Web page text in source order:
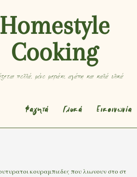
Homestyle
Cooking
πολλά, μόνο μεράκι, αγάπη και καλά υλικά
Φαγητά Γλυκά Εικοινωνία
κουραμπιεδες που λιωνουν στο